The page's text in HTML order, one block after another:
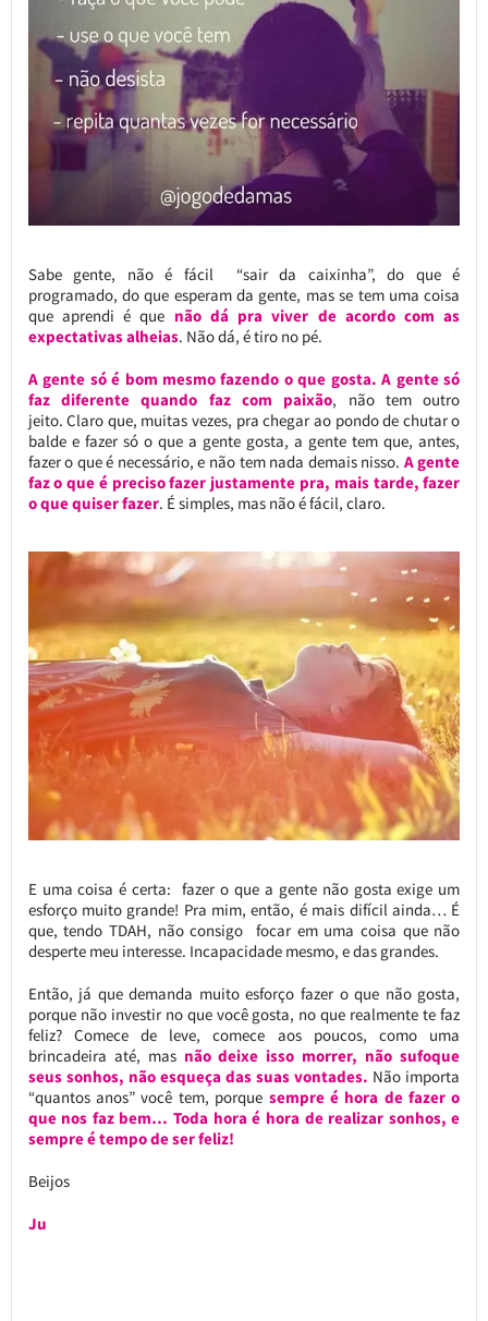
Sabe gente, não é fácil “sair da caixinha”, do que é
programado, do que esperam da gente, mas se tem uma coisa
que aprendi é que não dá pra viver de acordo com as
expectativas alheias. Não dá, é tiro no pé.
A gente só é bom mesmo fazendo o que gosta. A gente só
faz diferente quando faz com paixão, não tem outro
jeito. Claro que, muitas vezes, pra chegar ao pondo de chutar o
balde e fazer só o que a gente gosta, a gente tem que, antes,
fazer o que é necessário, e não tem nada demais nisso. A gente
faz o que é preciso fazer justamente pra, mais tarde, fazer
o que quiser fazer. É simples, mas não é fácil, claro.
E uma coisa é certa: fazer o que a gente não gosta exige um
esforço muito grande! Pra mim, então, é mais difícil ainda… É
que, tendo TDAH, não consigo focar em uma coisa que não
desperte meu interesse. Incapacidade mesmo, e das grandes.
Então, já que demanda muito esforço fazer o que não gosta,
porque não investir no que você gosta, no que realmente te faz
feliz? Comece de leve, comece aos poucos, como uma
brincadeira até, mas não deixe isso morrer, não sufoque
seus sonhos, não esqueça das suas vontades. Não importa
“quantos anos” você tem, porque sempre é hora de fazer o
que nos faz bem… Toda hora é hora de realizar sonhos, e
sempre é tempo de ser feliz!
Beijos
Ju